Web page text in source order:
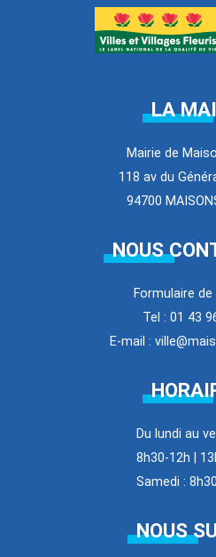
LA
Mairie de
118 av du
94700
NOUS
Formulaire
Tel : 01 43
E-mail :
Du lundi au
8h30-12h |
Samedi :
NOUS